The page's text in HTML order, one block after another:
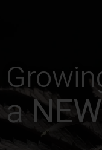
a